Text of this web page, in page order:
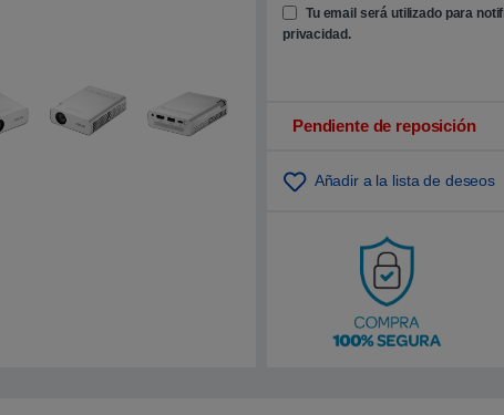
n
p
n
d
Tu email será utilizado para
privacidad.
Pendiente de reposición
Añadir a la lista de deseos